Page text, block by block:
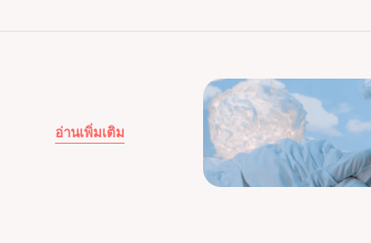
อ่านเพิ่มเติม